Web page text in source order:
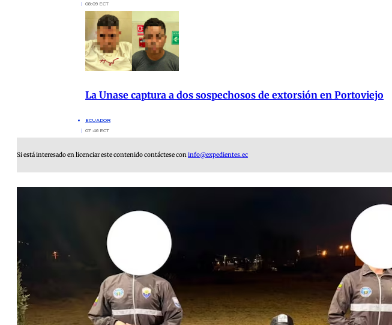
08:09 ECT
La Unase captura a dos sospechosos de extorsión en Portoviejo
ECUADOR
07:46 ECT
Si está interesado en licenciar este contenido contáctese coninfo@expedientes.ec